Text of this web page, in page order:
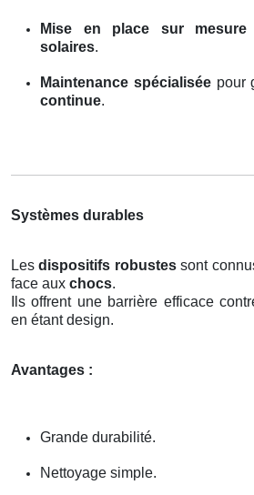
Mise en place sur mesure
solaires.
Maintenance spécialiséepour
continue.
Systèmes durables
Lesdispositifs robustessont
face aux chocs.
Ils offrent une barrière efficace
en étant design.
Avantages :
Grande durabilité.
Nettoyage simple.